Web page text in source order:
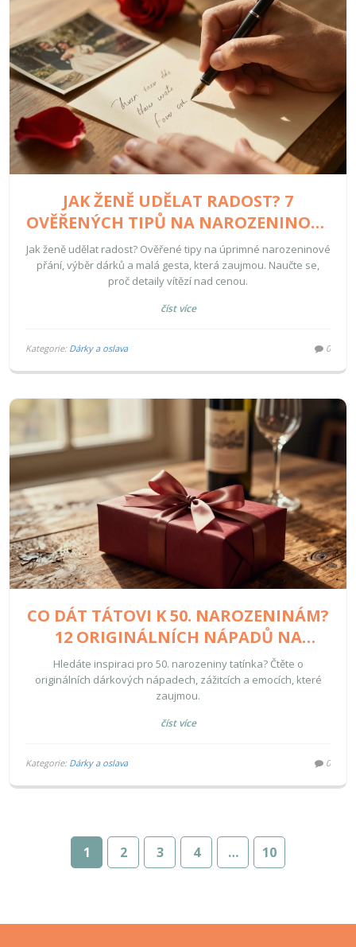
JAK ŽENĚ UDĚLAT RADOST? 7
OVĚŘENÝCH TIPŮ NA NAROZENINOVÉ
PŘÁNÍ A DÁRKY
Jak ženě udělat radost? Ověřené tipy na úprimné narozeninové
přání, výběr dárků a malá gesta, která zaujmou. Naučte se,
proč detaily vítězí nad cenou.
číst více
Kategorie: Dárky a oslava 0
CO DÁT TÁTOVI K 50. NAROZENINÁM?
12 ORIGINÁLNÍCH NÁPADŮ NA
DÁRKY A ZÁŽITKY
Hledáte inspiraci pro 50. narozeniny tatínka? Čtěte o
originálních dárkových nápadech, zážitcích a emocích, které
zaujmou.
číst více
Kategorie: Dárky a oslava 0
1 2 3 4 … 10